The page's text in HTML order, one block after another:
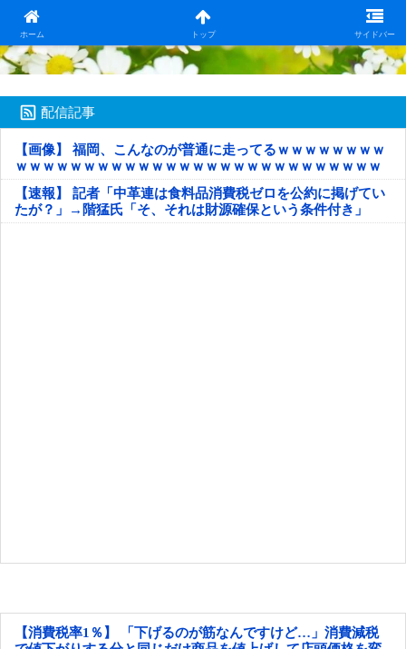
ホーム トップ サイドバー
日本第一！ニュース録
配信記事
【画像】 福岡、こんなのが普通に走ってるｗｗｗｗｗｗｗｗ
ｗｗｗｗｗｗｗｗｗｗｗｗｗｗｗｗｗｗｗｗｗｗｗｗｗｗｗ
ｗｗｗｗｗ
【速報】 記者「中革連は食料品消費税ゼロを公約に掲げてい
たが？」→階猛氏「そ、それは財源確保という条件付き」
【消費税率1％】 「下げるのが筋なんですけど…」消費減税